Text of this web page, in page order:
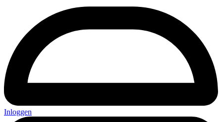
Inloggen